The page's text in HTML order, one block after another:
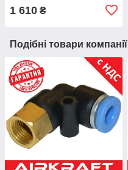
пневматичний,
1 610 ₴
Подібні товари компанії